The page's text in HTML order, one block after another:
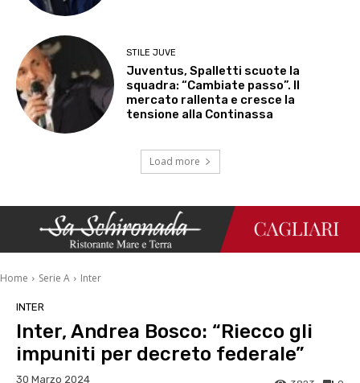
STILE JUVE
Juventus, Spalletti scuote la
squadra: “Cambiate passo”. Il
mercato rallenta e cresce la
tensione alla Continassa
Load more